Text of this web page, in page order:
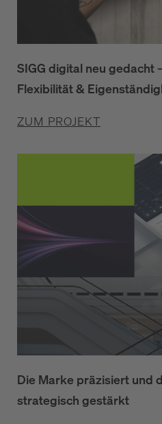
SIGG digital neu gedacht
Flexibilität &
ZUM PROJEKT
Die Marke präzisiert und
strategisch gestärkt